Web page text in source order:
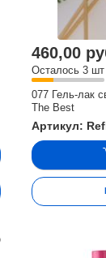
460,00
Осталось 3 шт
077 Гель-лак
The Best
Артикул: